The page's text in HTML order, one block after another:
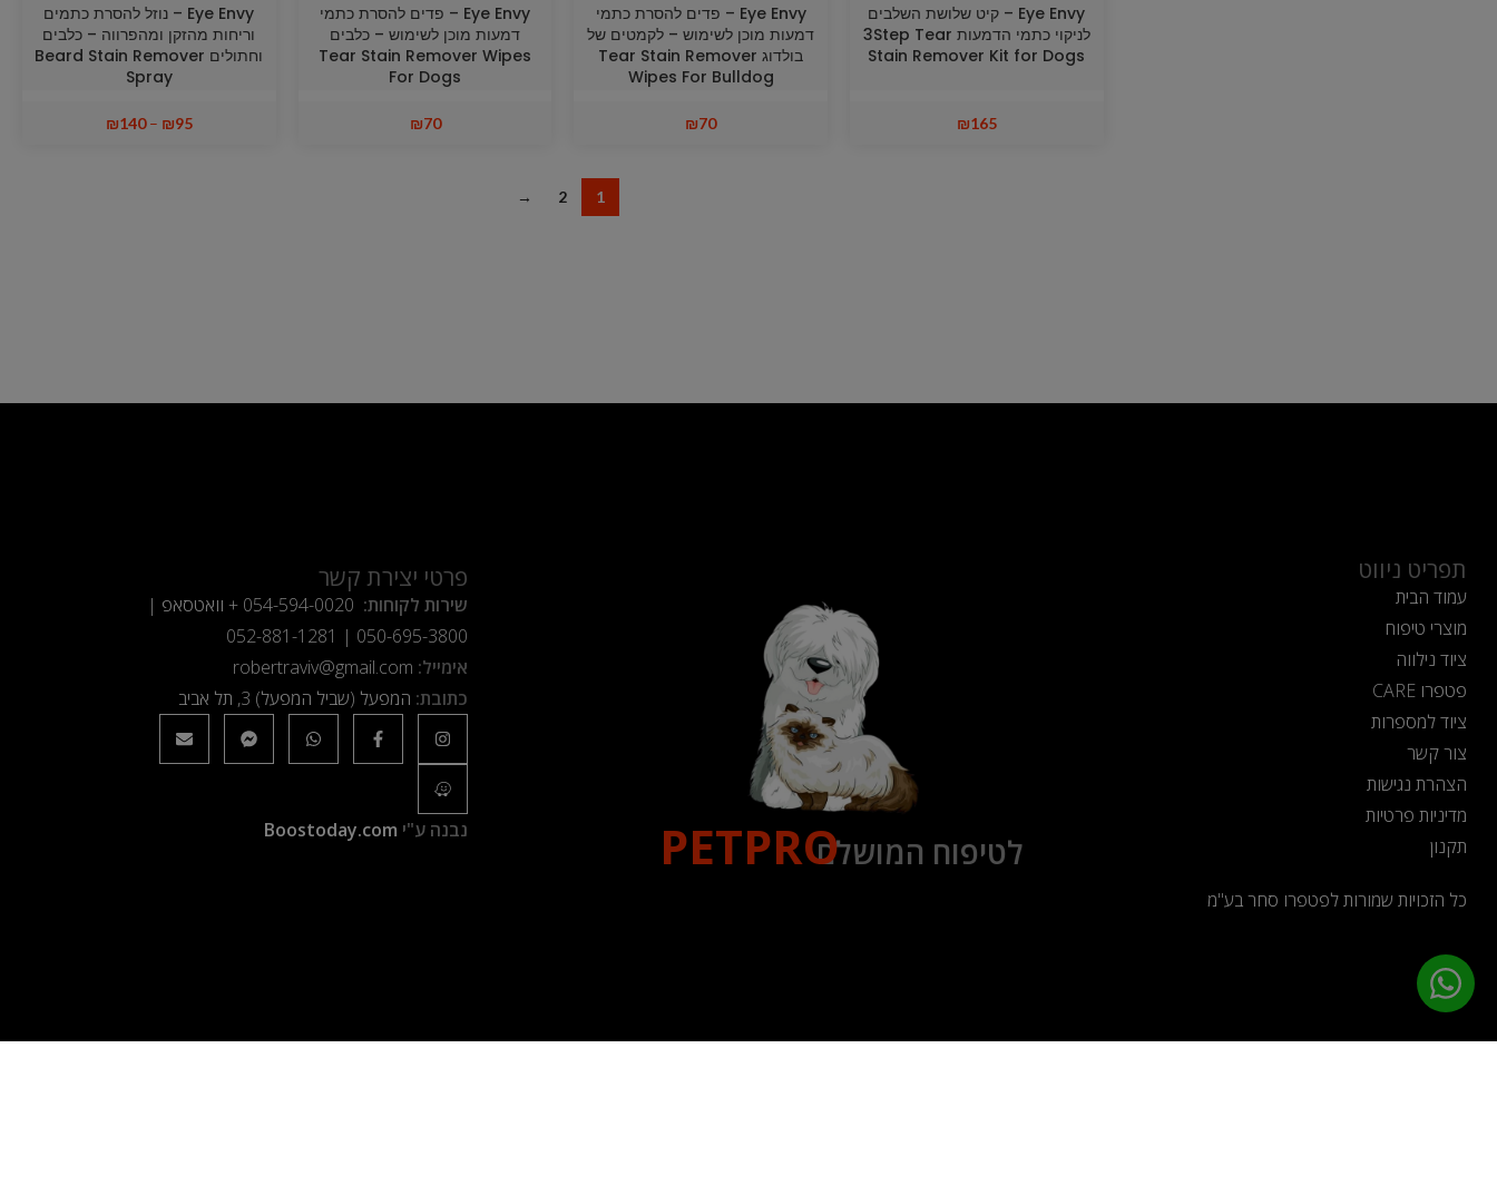
Eye Envy – קיט שלושת השלבים
לניקוי כתמי הדמעות 3Step Tear
Stain Remover Kit for Dogs
₪165
Eye Envy – פדים להסרת כתמי
דמעות מוכן לשימוש – לקמטים של
בולדוג Tear Stain Remover
Wipes For Bulldog
₪70
Eye Envy – פדים להסרת כתמי
דמעות מוכן לשימוש – כלבים
Tear Stain Remover Wipes
For Dogs
₪70
Eye Envy – נוזל להסרת כתמים
וריחות מהזקן ומהפרווה – כלבים
וחתולים Beard Stain Remover
Spray
₪95
–
₪140
1
2
→
תפריט ניווט
עמוד הבית
מוצרי טיפוח
ציוד נילווה
פטפרו CARE
ציוד למספרות
צור קשר
הצהרת נגישות
מדיניות פרטיות
תקנון
כל הזכויות שמורות לפטפרו סחר בע"מ
לטיפוח המושלםPETPRO
פרטי יצירת קשר
שירות לקוחות: 054-594-0020 + וואטסאפ |
050-695-3800
|
052-881-1281
אימייל: robertraviv@gmail.com
כתובת: המפעל (שביל המפעל) 3, תל אביב
נבנה ע"י Boostoday.com